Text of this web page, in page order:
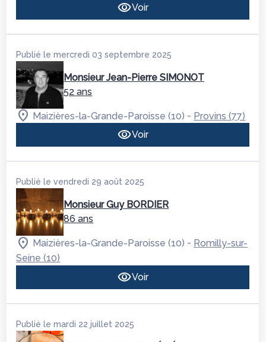
Voir
Publié le mercredi 03 septembre 2025
Monsieur Jean-Pierre SIMONOT
52 ans
Maizières-la-Grande-Paroisse (10) - Provins (77)
Voir
Publié le vendredi 29 août 2025
Monsieur Guy BORDIER
86 ans
Maizières-la-Grande-Paroisse (10) - Romilly-sur-
Seine (10)
Voir
Publié le mardi 22 juillet 2025